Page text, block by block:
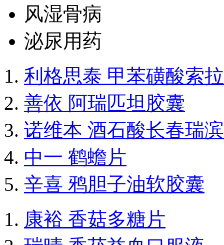
风湿骨病
泌尿用药
利格思泰 甲苯磺酸索
善依 阿瑞匹坦胶囊
诺维本 酒石酸长春瑞
中一 鹤蟾片
辛喜 鸦胆子油软胶囊
康裕 香菇多糖片